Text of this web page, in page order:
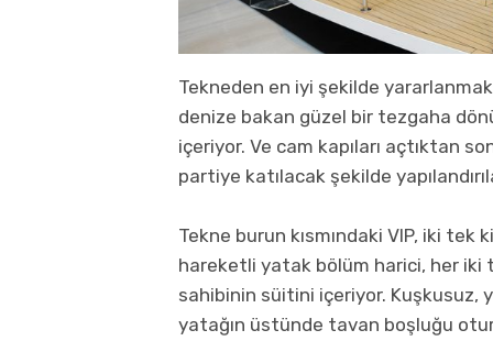
Tekneden en iyi şekilde
denize bakan güzel bir tezgaha
içeriyor. Ve cam kapıları açtıktan
partiye katılacak şekilde
Tekne burun kısmındaki VIP, iki
hareketli yatak bölüm harici, her iki
sahibinin süitini içeriyor. Kuşkusuz,
yatağın üstünde tavan boşluğu